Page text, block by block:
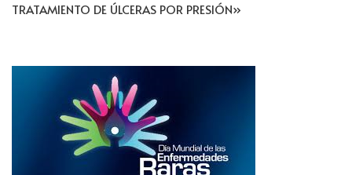
TRATAMIENTO DE ÚLCERAS POR PRESIÓN»